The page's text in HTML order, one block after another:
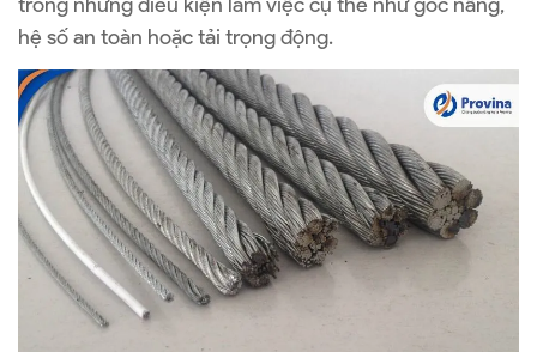
hệ số an toàn hoặc tải trọng động.